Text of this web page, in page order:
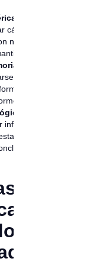
cálculos
números y
en tareas
y
y